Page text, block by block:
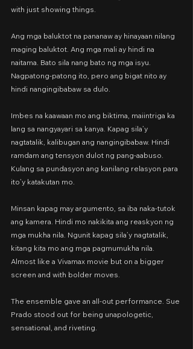
with just showing things.
Ang mga baluktot na pananaw ay hinayaan nilang
maging baluktot. Ang mga mali ay hindi na
naitama. Bato sila nang bato ng mga isyu.
Nagpatong-patong ito, pero ang bigat nito ay
hindi nangingibabaw sa dulo.
Imbes na kaawaan mo ang biktima, maiintriga ka
lang sa nangyayari sa kanya. Kapag sila’y
nagtatalik, kalibugan ang nangingibabaw. Hindi
ramdam ang tensyon dulot ng pang-aabuso.
Kulang sa pundasyon ang kanilang relasyon para
ito’y katakutan mo.
Minsan kapag may argumento, sa iba naka-tutok
ang kamera. Hindi mo nakikita ang reaskyon ng
mga mukha nila. Ngunit kapag sila’y nagtatalik,
kitang kita mo ang mga pagmumukha nila.
Almost like a Vivamax movie but on a bigger
screen and with bolder moves.
The ensemble gave an all-out performance. Sue
Prado stood out for being unapologetic,
sensational, and riveting.